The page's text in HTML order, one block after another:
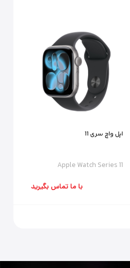
اپل واچ سری 11
Apple Watch Series 11
با ما تماس بگیرید